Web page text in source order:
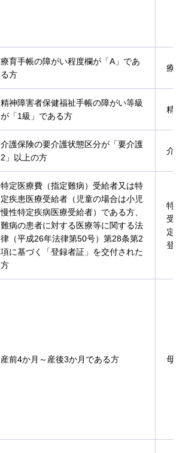
療育手帳の障がい程度欄が「A」であ
る方
療
精神障害者保健福祉手帳の障がい等級
が「1級」である方
精
介護保険の要介護状態区分が「要介護
2」以上の方
介
特定医療費（指定難病）受給者又は特
定疾患医療受給者（児童の場合は小児
慢性特定疾病医療受給者）である方、
難病の患者に対する医療等に関する法
律（平成26年法律第50号）第28条第2
項に基づく「登録者証」を交付された
方
特
受
定
登
産前4か月～産後3か月である方 母